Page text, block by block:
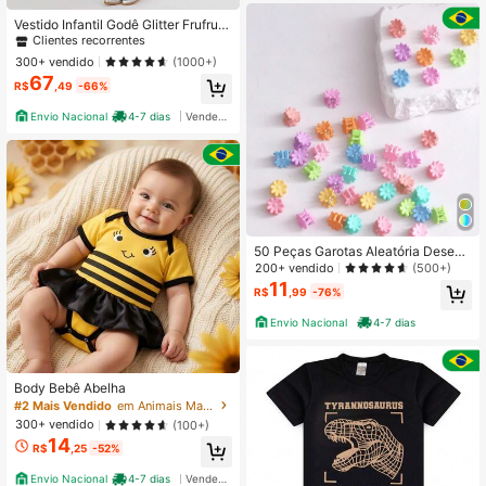
Vestido Infantil Godê Glitter Frufru A
zul Claro Manga Godê Frufru Festa
Cinto De Pérolas Rodado Princesa
Menina Forrado Brilho Anivarsário
Casamento Luxo
#1 Mais Vendido
Clientes recorrentes
#1 Mais Vendido
Clientes recorrentes
#1 Mais Vendido
Clientes recorrentes
#1 Mais Vendido
em Azul Vestidos de meninas
300+ vendido (1000+)
R$67 ,49 -66%
Envio Nacional 4-7 dias
Body Bebê Abelha
#2 Mais Vendido
em Animais Macacões para bebês meninos
300+ vendido
(100+)
R$14,25 -52%
Envio Nacional 4-7 dias
50 Peças Garotas Aleatória Desenh
o De Flores Garras De Cabelo Para
Cabelo Decoração
200+ vendido (500+)
R$11 ,99 -76%
Envio Nacional 4-7 dias